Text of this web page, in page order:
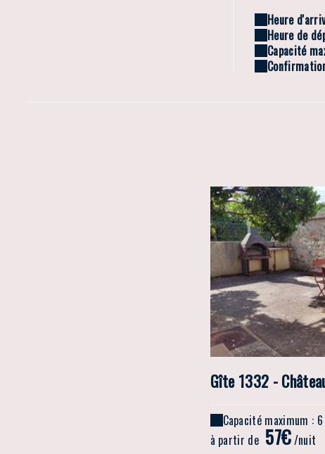
Heure
Heure de
Capacité
Gîte 1332 -
Capacité maximum : 6
à partir de 57€/nuit